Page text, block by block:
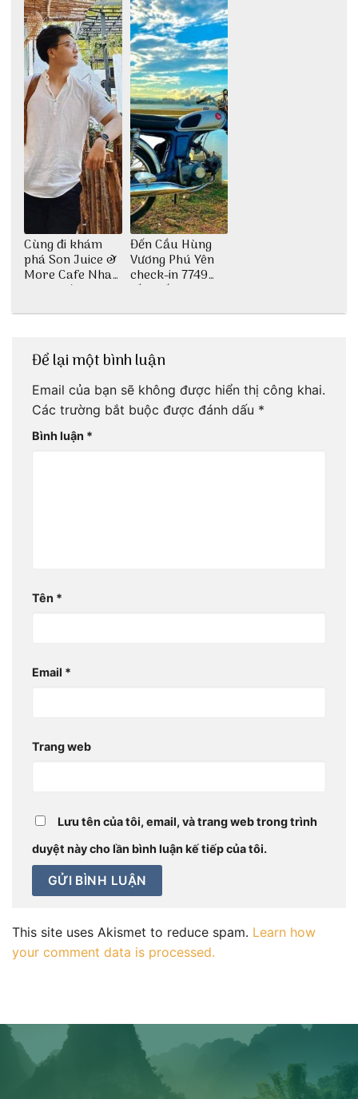
Cùng đi khám
phá Son Juice &
More Cafe Nha
Trang với anh
Đến Cầu Hùng
Vương Phú Yên
check-in 7749
tấm sống ảo
Để lại một bình luận
Email của bạn sẽ không được hiển thị công khai.
Các trường bắt buộc được đánh dấu *
Bình luận *
Tên *
Email *
Trang web
Lưu tên của tôi, email, và trang web trong trình
duyệt này cho lần bình luận kế tiếp của tôi.
This site uses Akismet to reduce spam. Learn how
your comment data is processed.